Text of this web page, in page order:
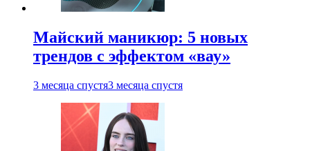
Майский маникюр: 5 новых
трендов с эффектом «вау»
3 месяца спустя3 месяца спустя